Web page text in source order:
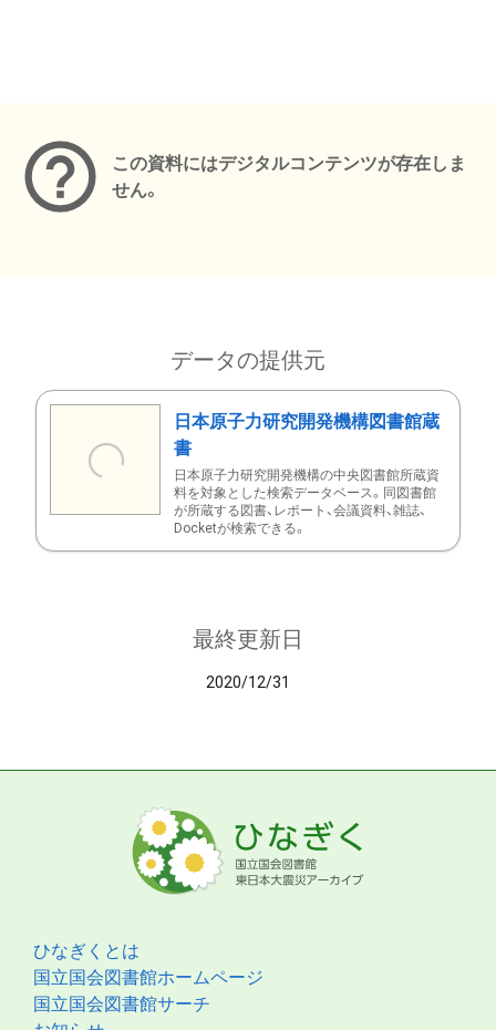
この資料にはデジタルコンテンツが存在しま
せん。
データの提供元
日本原子力研究開発機構図書館蔵
書
日本原子力研究開発機構の中央図書館所蔵資
料を対象とした検索データベース。同図書館
が所蔵する図書、レポート、会議資料、雑誌、
Docketが検索できる。
最終更新日
2020/12/31
ひなぎくとは
国立国会図書館ホームページ
国立国会図書館サーチ